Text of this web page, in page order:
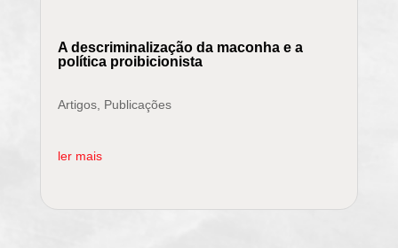
A descriminalização da maconha e a
política proibicionista
Artigos, Publicações
ler mais